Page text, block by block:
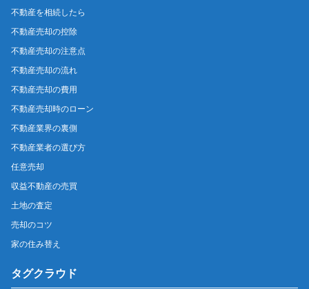
不動産を相続したら
不動産売却の控除
不動産売却の注意点
不動産売却の流れ
不動産売却の費用
不動産売却時のローン
不動産業界の裏側
不動産業者の選び方
任意売却
収益不動産の売買
土地の査定
売却のコツ
家の住み替え
タグクラウド